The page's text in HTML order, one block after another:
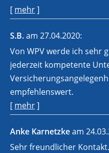
[ mehr]
S.B.am 27.04.2020:
Von WPV werde ich sehr
jederzeit kompetente
empfehlenswert.
[ mehr]
Anke Karnetzkeam
Sehr freundlicher